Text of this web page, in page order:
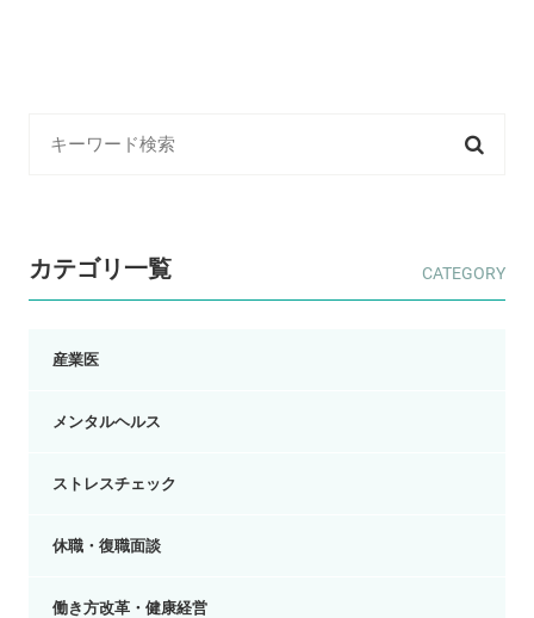
カテゴリ一覧
産業医
メンタルヘルス
ストレスチェック
休職・復職面談
働き方改革・健康経営